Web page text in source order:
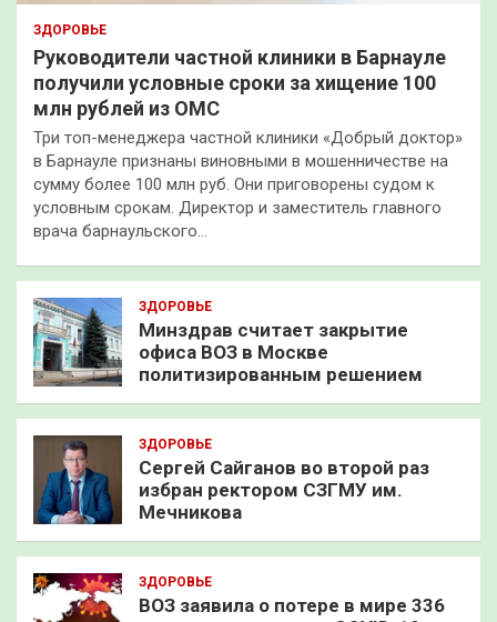
ЗДОРОВЬЕ
Руководители частной клиники в Барнауле
получили условные сроки за хищение 100
млн рублей из ОМС
Три топ-менеджера частной клиники «Добрый доктор»
в Барнауле признаны виновными в мошенничестве на
сумму более 100 млн руб. Они приговорены судом к
условным срокам. Директор и заместитель главного
врача барнаульского…
ЗДОРОВЬЕ
Минздрав считает закрытие
офиса ВОЗ в Москве
политизированным решением
ЗДОРОВЬЕ
Сергей Сайганов во второй раз
избран ректором СЗГМУ им.
Мечникова
ЗДОРОВЬЕ
ВОЗ заявила о потере в мире 336